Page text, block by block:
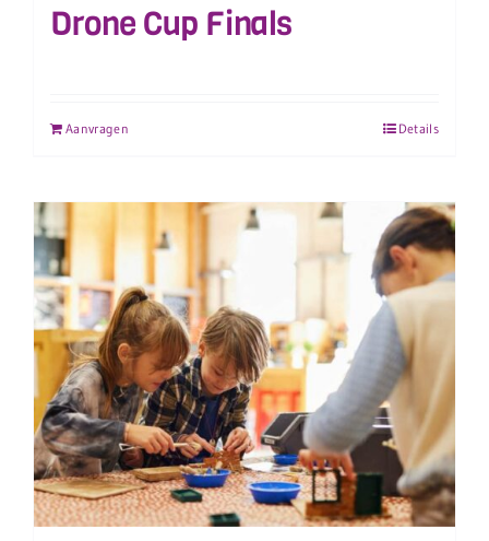
Drone Cup Finals
Aanvragen Details